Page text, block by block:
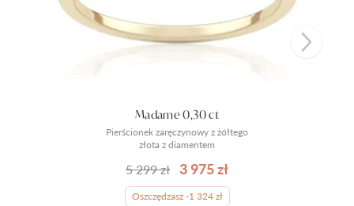
Pierścionek zaręczynowy z żółtego
złota z diamentem
Madame 0,30 ct
5 299 zł 3 975 zł
Oszczędzasz -1 324 zł